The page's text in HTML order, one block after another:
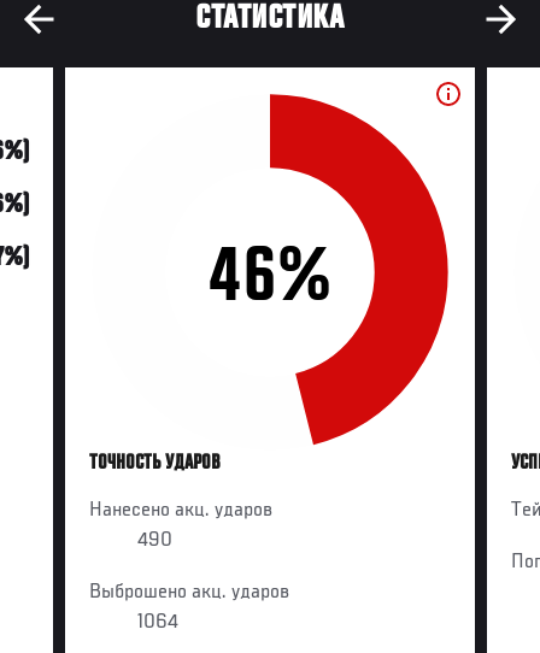
СТАТИСТИКА
46%
ТОЧНОСТЬ УДАРОВ
Нанесено акц. ударов
490
Выброшено акц. ударов
1064